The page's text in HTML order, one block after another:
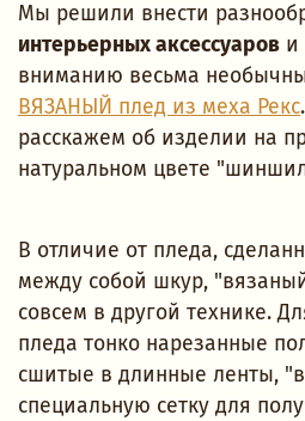
Мы решили внести
интерьерных аксессуаров и
вниманию весьма
ВЯЗАНЫЙ плед из меха Рекс
расскажем об изделии на
натуральном цвете
В отличие от пледа,
между собой шкур,
совсем в другой технике.
пледа тонко нарезанные
сшитые в длинные ленты,
специальную сетку для